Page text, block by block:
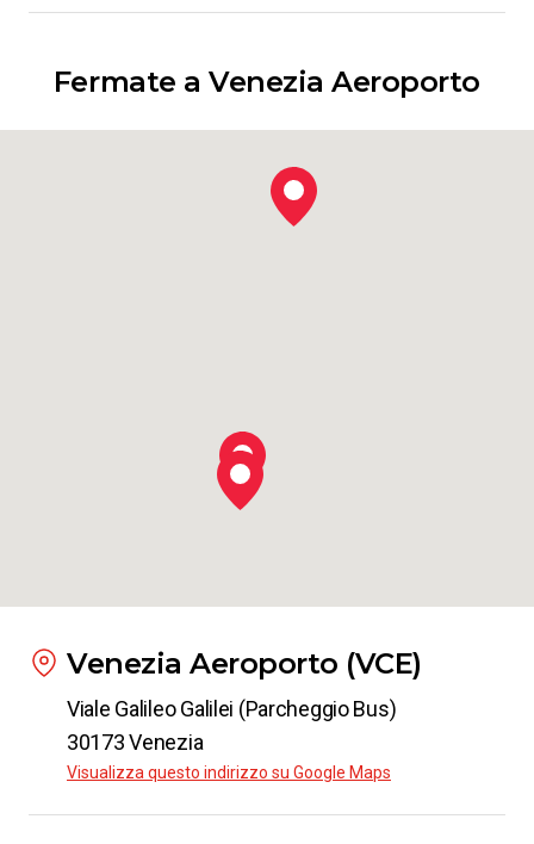
Fermate a Venezia Aeroporto
Venezia Aeroporto (VCE)
Viale Galileo Galilei (Parcheggio Bus)
30173 Venezia
Visualizza questo indirizzo su Google Maps